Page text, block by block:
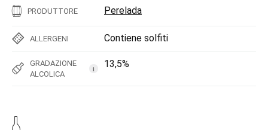
PRODUTTORE Perelada
ALLERGENI Contiene solfiti
GRADAZIONE
ALCOLICA
i 13,5%